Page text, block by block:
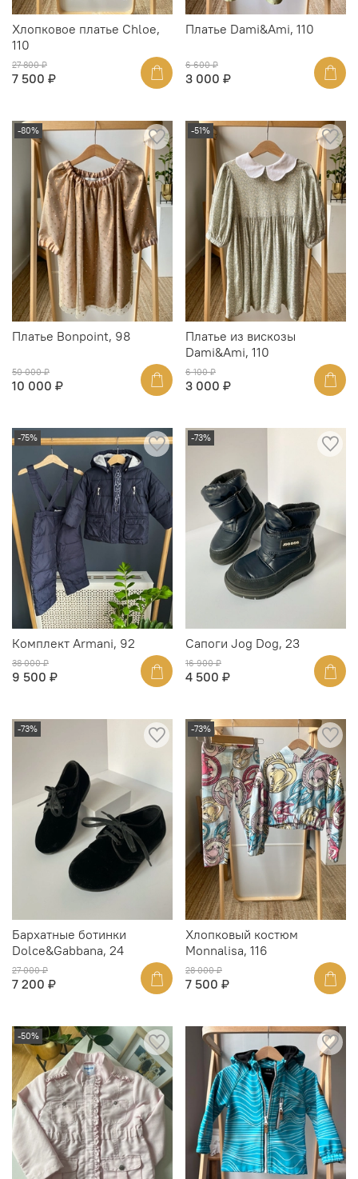
Хлопковое платье Chloe,
110
27 800 ₽
7 500 ₽
Платье Dami&Ami, 110
6 600 ₽
3 000 ₽
-80%
Платье Bonpoint, 98
50 000 ₽
10 000 ₽
-51%
Платье из вискозы
Dami&Ami, 110
6 100 ₽
3 000 ₽
-75%
Комплект Armani, 92
38 000 ₽
9 500 ₽
-73%
Сапоги Jog Dog, 23
16 900 ₽
4 500 ₽
-73%
Бархатные ботинки
Dolce&Gabbana, 24
27 000 ₽
7 200 ₽
-73%
Хлопковый костюм
Monnalisa, 116
28 000 ₽
7 500 ₽
-50%